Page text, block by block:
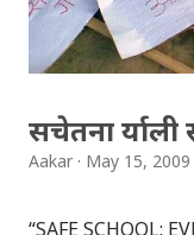
सचेतना र्याली
Aakar May 15, 2009
“SAFE SCHOOL: